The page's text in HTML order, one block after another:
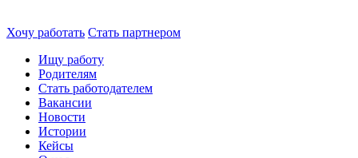
Хочу работать Стать партнером
Ищу работу
Родителям
Стать работодателем
Вакансии
Новости
Истории
Кейсы